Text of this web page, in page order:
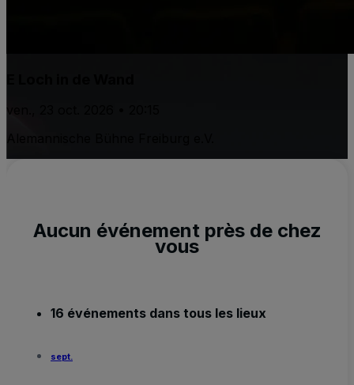
Aucun événement près de chez
vous
16 événements dans tous les lieux
sept.